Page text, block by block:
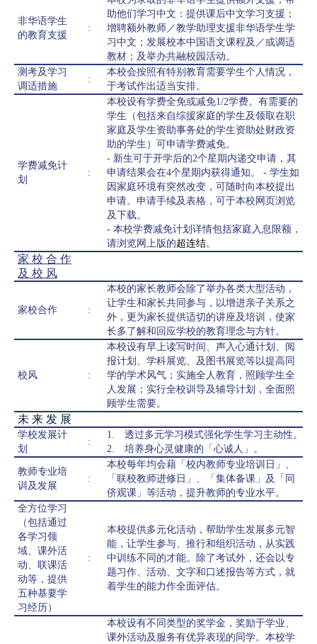
非华语学生
的教育支援
:
助他们学习中文：提供课后中文学习支援；
增聘额外教师／教学助理支援非华语学生学
习中文；发展校本中国语文课程及／或调适
教材；及举办共融校园活动。
测考及学习
调适措施
:
本校会按照有特别教育需要学生个人情况，
于考试作出适当安排。
学费减免计
划
:
本校设有学费全免或减免1/2学费。有需要的
学生（包括来自综援家庭的学生及领取在职
家庭及学生资助事务处的学生资助处财政资
助的学生）可申请学费减免。
- 新生可于开学后的2个星期内递交申请，其
申请结果会在4个星期内获得通知。 - 学生如
因家庭环境有突然改变，可随时向本校提出
申请。申请手续及表格，可于本校网页浏览
及下载。
- 本校学费减免计划详情包括家庭入息限额，
请浏览网上版的超连结。
家 校 合 作
及 校 风
家校合作 :
本校的家长教师会除了举办各类大型活动，
让学生和家长共同参与，以增进亲子关系之
外，更为家长提供适切的讲座及培训，使家
长多了解和回应学校的教育理念与方针。
校风 :
本校设有早上读写时间、声入心通计划、阅
报计划、学科展览、及图书展览等以提高同
学的学术风气；实施全人教育，照顾学生全
人发展；实行全校训导及辅导计划，全面照
顾学生需要。
未 来 发 展
学校发展计
划
:
1. 透过多元学习模式强化学生学习主动性。
2. 培养身心灵健康的「心诚人」。
教师专业培
训及发展
:
本校每年均会藉「校内教师专业培训日」、
「联校教师进修日」、「集体备课」及「同
侪观课」等活动，提升教师的专业水平。
全方位学习
（包括通过
各学习领
域、课外活
动、联课活
动等，提供
五种基要学
习经历）
:
本校提供多元化活动，帮助学生发展多元智
能，让学生参与、推行和组织活动，从实践
中训练不同的才能。除了考试外，还会以专
题习作、活动、文字和口述报告等方式，就
着学生的能力作全面评估。
本校设有不同类型的奖学金，奖励于学业、
课外活动及服务有优异表现的同学。本校学